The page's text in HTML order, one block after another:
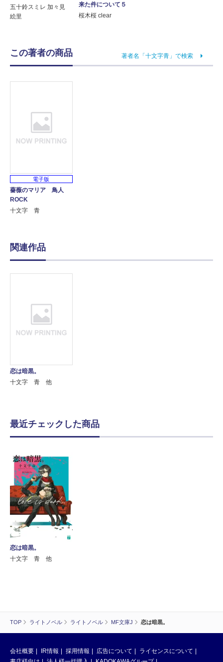
TOP ライトノベル ライトノベル MF文庫J 恋は暗黒。
五十鈴スミレ 加々見
絵里
来た件について５
桜木桜 clear
この著者の商品 著者名「十文字青」で検索
電子版
薔薇のマリア 鳥人
ROCK
十文字 青
関連作品
恋は暗黒。
十文字 青 他
最近チェックした商品
恋は暗黒。
十文字 青 他
会社概要 IR情報 採用情報 広告について
ライセンスについて